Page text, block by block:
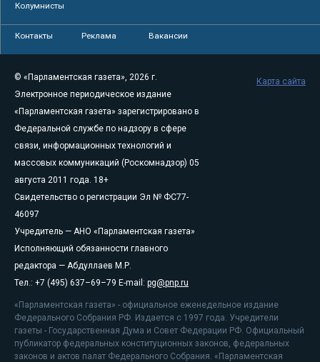
Колумнисты
Контакты Реклама Вакансии
© «Парламентская газета», 2026 г.
Электронное периодическое издание
«Парламентская газета» зарегистрировано в
Федеральной службе по надзору в сфере
связи, информационных технологий и
массовых коммуникаций (Роскомнадзор) 05
августа 2011 года. 18+
Свидетельство о регистрации Эл № ФС77-
46097
Учредитель — АНО «Парламентская газета»
Исполняющий обязанности главного
редактора — Абдуллаев М.Р.
Тел.: +7 (495) 637–69–79 E-mail: pg@pnp.ru
«Парламентская газета» - официальное еженедельное издание
Федерального Собрания РФ. Издается с 1997 года. Учредители
газеты - Государственная Дума и Совет Федерации РФ. Официальный
публикатор федеральных конституционных законов, федеральных
законов и актов палат Федерального Собрания. «Парламентская
Карта сайта